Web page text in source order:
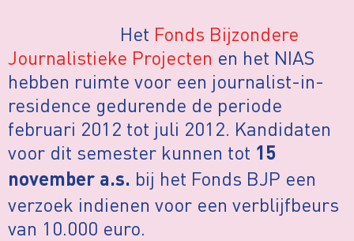
Het Fonds Bijzondere
Journalistieke Projecten en het NIAS
hebben ruimte voor een journalist-in-
residence gedurende de periode
februari 2012 tot juli 2012. Kandidaten
voor dit semester kunnen tot 15
november a.s. bij het Fonds BJP een
verzoek indienen voor een verblijfbeurs
van 10.000 euro.